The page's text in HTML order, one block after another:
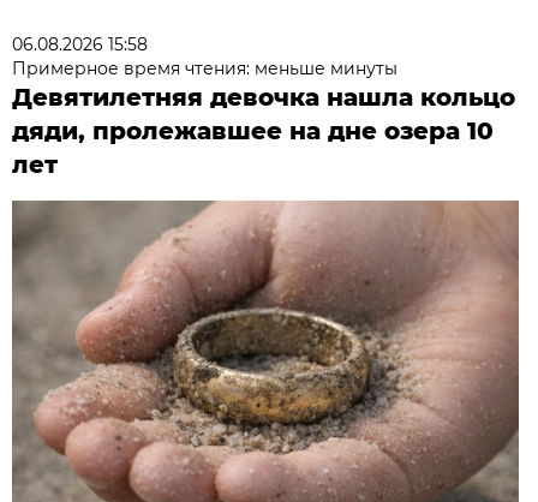
06.08.2026 15:58
Примерное время чтения: меньше минуты
Девятилетняя девочка нашла кольцо
дяди, пролежавшее на дне озера 10
лет